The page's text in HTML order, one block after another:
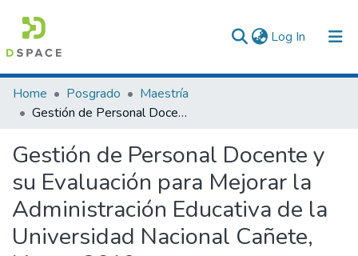
Log In (current)
Communities & Collections
All of DSpace
Statistics
Home Posgrado
Maestría
Gestión de Personal Docente y su Evaluación para Mejorar la Administración Educativa de la Universidad Nacional Cañete, Lima - 2019
Gestión de Personal Docente y
su Evaluación para Mejorar la
Administración Educativa de la
Universidad Nacional Cañete,